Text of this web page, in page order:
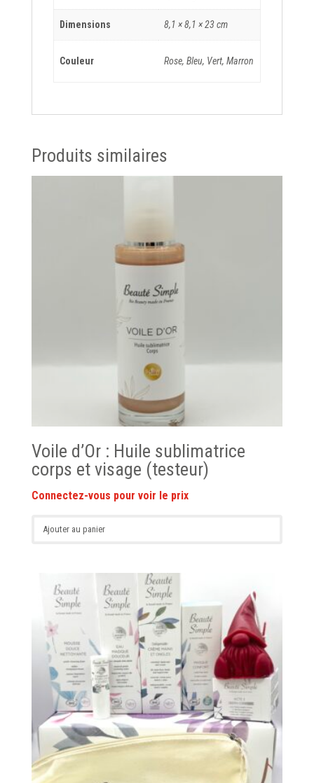
Dimensions 8,1 × 8,1 × 23 cm
Couleur Rose, Bleu, Vert, Marron
Produits similaires
Voile d’Or : Huile sublimatrice
corps et visage (testeur)
Ajouter au panier